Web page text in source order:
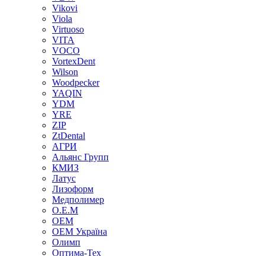
Vikovi
Viola
Virtuoso
VITA
VOCO
VortexDent
Wilson
Woodpecker
YAQIN
YDM
YRE
ZIP
ZtDental
АГРИ
Альянс Групп
КМИЗ
Латус
Лизоформ
Медполимер
О.Е.М
ОЕМ
ОЕМ Україна
Олимп
Оптима-Тех